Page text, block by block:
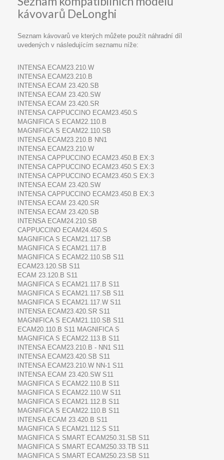
kávovarů DeLonghi
Seznam kávovarů ve kterých můžete použít náhradní díl
uvedených v následujícím seznamu níže:
INTENSA ECAM23.210.W
INTENSA ECAM23.210.B
INTENSA ECAM 23.420.SB
INTENSA ECAM 23.420.SW
INTENSA ECAM 23.420.SR
INTENSA CAPPUCCINO ECAM23.450.S
MAGNIFICA S ECAM22.110.B
MAGNIFICA S ECAM22.110.SB
INTENSA ECAM23.210.B NN1
INTENSA ECAM23.210.W
INTENSA CAPPUCCINO ECAM23.450.B EX:3
INTENSA CAPPUCCINO ECAM23.450.S EX:3
INTENSA CAPPUCCINO ECAM23.450.S EX:3
INTENSA ECAM 23.420.SW
INTENSA CAPPUCCINO ECAM23.450.B EX:3
INTENSA ECAM 23.420.SR
INTENSA ECAM 23.420.SB
INTENSA ECAM24.210.SB
CAPPUCCINO ECAM24.450.S
MAGNIFICA S ECAM21.117.SB
MAGNIFICA S ECAM21.117.B
MAGNIFICA S ECAM22.110.SB S11
ECAM23.120.SB S11
ECAM 23.120.B S11
MAGNIFICA S ECAM21.117.B S11
MAGNIFICA S ECAM21.117.SB S11
MAGNIFICA S ECAM21.117.W S11
INTENSA ECAM23.420.SR S11
MAGNIFICA S ECAM21.110.SB S11
ECAM20.110.B S11 MAGNIFICA S
MAGNIFICA S ECAM22.113.B S11
INTENSA ECAM23.210.B - NN1 S11
INTENSA ECAM23.420.SB S11
INTENSA ECAM23.210.W NN-1 S11
INTENSA ECAM 23.420.SW S11
MAGNIFICA S ECAM22.110.B S11
MAGNIFICA S ECAM22.110.W S11
MAGNIFICA S ECAM21.112.B S11
MAGNIFICA S ECAM22.110.B S11
INTENSA ECAM 23.420.B S11
MAGNIFICA S ECAM21.112.S S11
MAGNIFICA S SMART ECAM250.31.SB S11
MAGNIFICA S SMART ECAM250.33.TB S11
MAGNIFICA S SMART ECAM250.23.SB S11